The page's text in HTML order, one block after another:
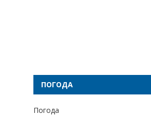
ПОГОДА
Погода